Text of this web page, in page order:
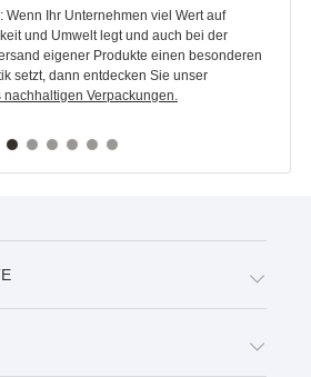
Wenn Ihr Unternehmen viel Wert auf
und Umwelt legt und auch bei der
eigener Produkte einen besonderen
setzt, dann entdecken Sie unser
nachhaltigen Verpackungen.